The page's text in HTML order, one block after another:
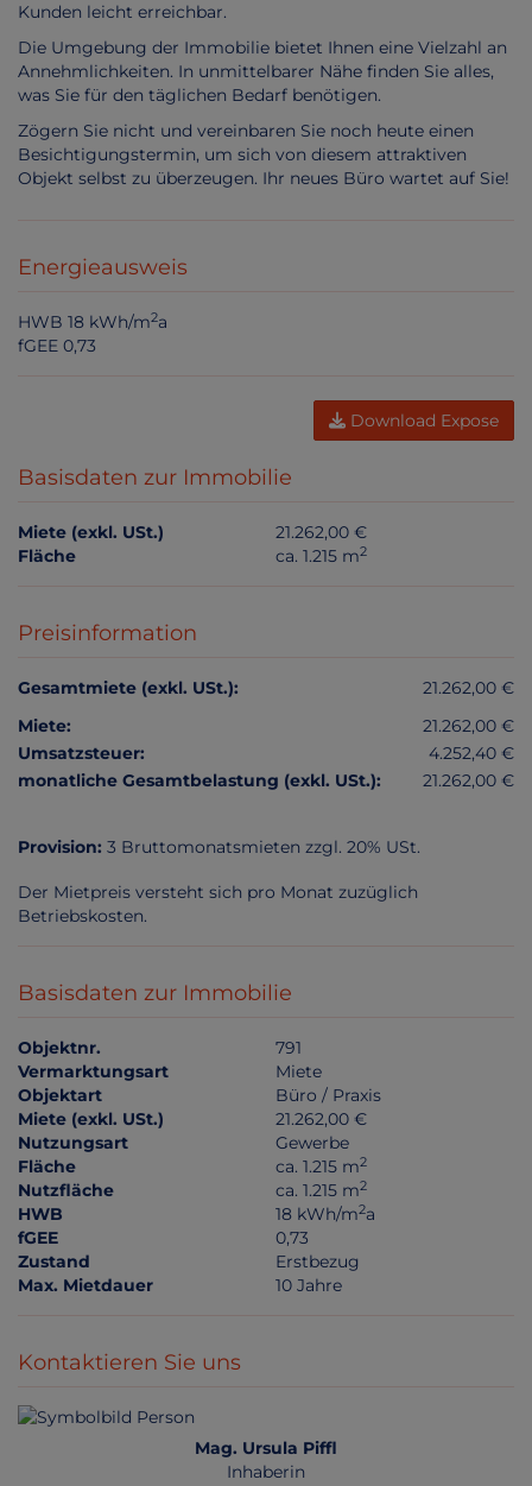
Kunden leicht erreichbar.
Die Umgebung der Immobilie bietet Ihnen eine Vielzahl an
Annehmlichkeiten. In unmittelbarer Nähe finden Sie alles,
was Sie für den täglichen Bedarf benötigen.
Zögern Sie nicht und vereinbaren Sie noch heute einen
Besichtigungstermin, um sich von diesem attraktiven
Objekt selbst zu überzeugen. Ihr neues Büro wartet auf Sie!
Energieausweis
HWB 18 kWh/m2a
fGEE 0,73
Download Expose
Basisdaten zur Immobilie
Miete (exkl. USt.)
21.262,00 €
Fläche
ca. 1.215 m2
Preisinformation
Gesamtmiete (exkl. USt.):
21.262,00 €
Miete:
21.262,00 €
Umsatzsteuer:
4.252,40 €
monatliche Gesamtbelastung (exkl. USt.):
21.262,00 €
Provision: 3 Bruttomonatsmieten zzgl. 20% USt.
Der Mietpreis versteht sich pro Monat zuzüglich
Betriebskosten.
Basisdaten zur Immobilie
Objektnr.
791
Vermarktungsart
Miete
Objektart
Büro / Praxis
Miete (exkl. USt.)
21.262,00 €
Nutzungsart
Gewerbe
Fläche
ca. 1.215 m2
Nutzfläche ca. 1.215 m2
HWB 18 kWh/m2a
fGEE
0,73
Zustand
Erstbezug
Max. Mietdauer
10 Jahre
Kontaktieren Sie uns
Mag. Ursula Piffl
Inhaberin